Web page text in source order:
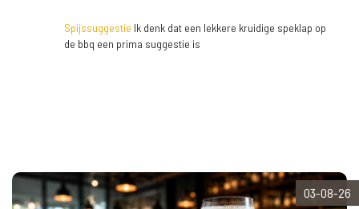
Spijssuggestie Ik denk dat een lekkere kruidige speklap op
de bbq een prima suggestie is
03-08-26